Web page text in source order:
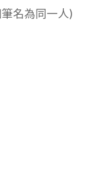
名為同一人)